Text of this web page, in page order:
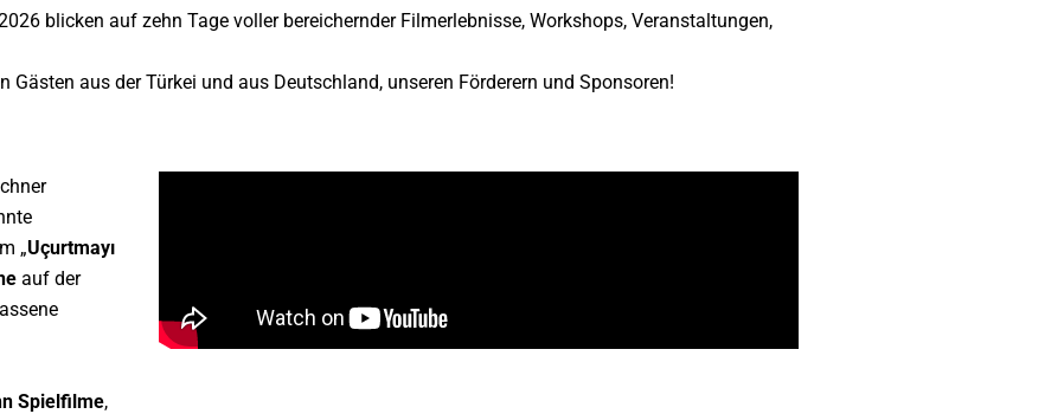
blicken auf zehn Tage voller bereichernder Filmerlebnisse, Workshops, Veranstaltungen,
aus der Türkei und aus Deutschland, unseren Förderern und Sponsoren!
„Uçurtmayı
auf der
Spielfilme,